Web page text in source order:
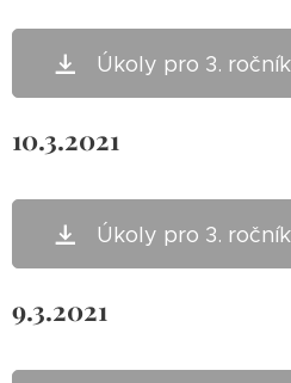
Úkoly pro 3. ročník
10.3.2021
Úkoly pro 3.
9.3.2021